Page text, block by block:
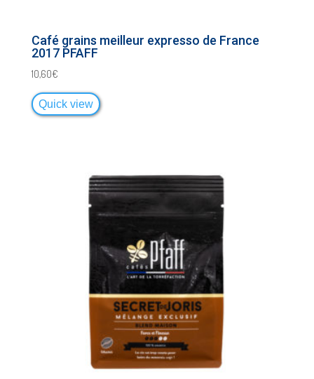
Café grains meilleur expresso de France
2017 PFAFF
10,60€
Quick view